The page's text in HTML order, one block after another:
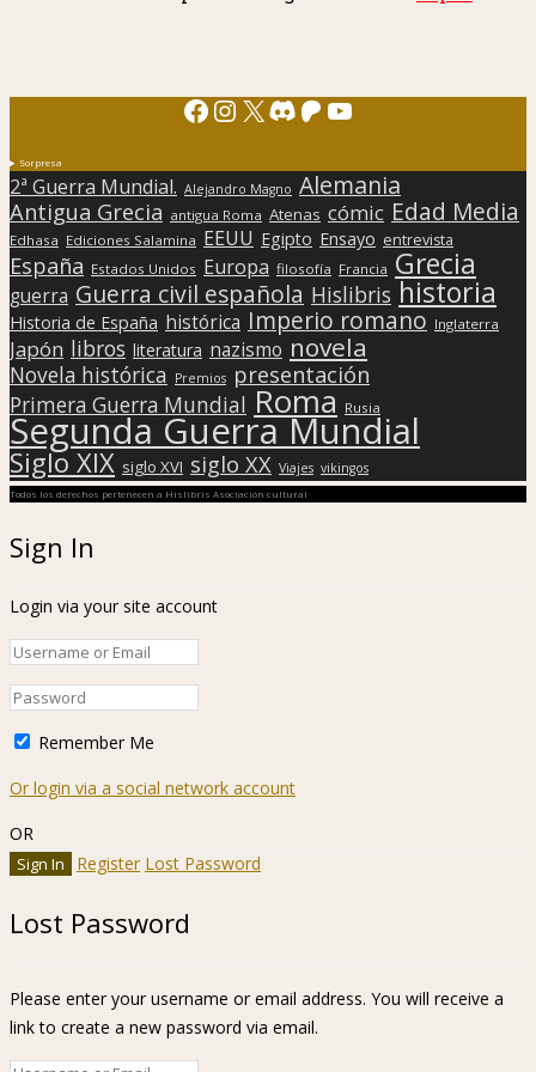
Facebook
Instagram
X Discord
Patreon
YouTube
Sorpresa
2ª Guerra Mundial. Alejandro Magno Alemania
Antigua Grecia antigua Roma Atenas cómic Edad Media
Edhasa Ediciones Salamina EEUU Egipto Ensayo entrevista
España Estados Unidos Europa filosofía Francia Grecia
guerra Guerra civil española Hislibris historia
Historia de España histórica Imperio romano Inglaterra
Japón libros literatura nazismo novela
Novela histórica Premios presentación
Primera Guerra Mundial Roma Rusia
Segunda Guerra Mundial
Siglo XIX siglo XVI siglo XX Viajes vikingos
Todos los derechos pertenecen a Hislibris Asociación cultural
Sign In
Login via your site account
Remember Me
Or login via a social network account
OR
Register Lost Password
Lost Password
Please enter your username or email address. You will receive a
link to create a new password via email.